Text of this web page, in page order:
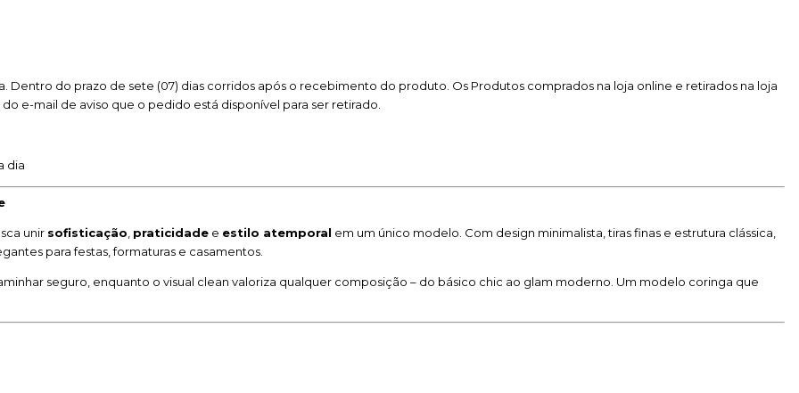
Dentro do prazo de sete (07) dias corridos após o recebimento do produto. Os Produtos comprados na loja online e retirados na loja
e-mail de aviso que o pedido está disponível para ser retirado.
dia
unir sofisticação, praticidade e estilo atemporal em um único modelo. Com design minimalista, tiras finas e estrutura clássica,
para festas, formaturas e casamentos.
seguro, enquanto o visual clean valoriza qualquer composição – do básico chic ao glam moderno. Um modelo coringa que